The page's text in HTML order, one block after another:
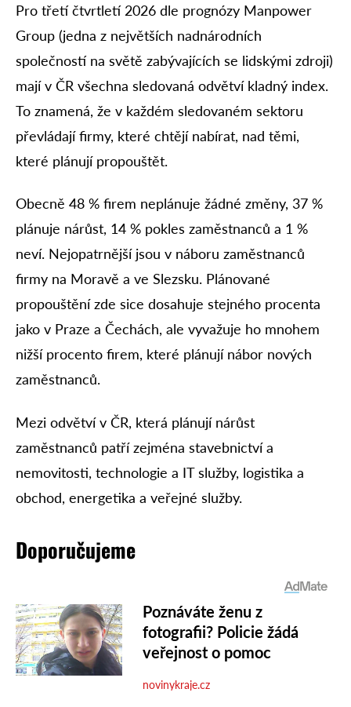
Pro třetí čtvrtletí 2026 dle prognózy Manpower
Group (jedna z největších nadnárodních
společností na světě zabývajících se lidskými zdroji)
mají v ČR všechna sledovaná odvětví kladný index.
To znamená, že v každém sledovaném sektoru
převládají firmy, které chtějí nabírat, nad těmi,
které plánují propouštět.
Obecně 48 % firem neplánuje žádné změny, 37 %
plánuje nárůst, 14 % pokles zaměstnanců a 1 %
neví. Nejopatrnější jsou v náboru zaměstnanců
firmy na Moravě a ve Slezsku. Plánované
propouštění zde sice dosahuje stejného procenta
jako v Praze a Čechách, ale vyvažuje ho mnohem
nižší procento firem, které plánují nábor nových
zaměstnanců.
Mezi odvětví v ČR, která plánují nárůst
zaměstnanců patří zejména stavebnictví a
nemovitosti, technologie a IT služby, logistika a
obchod, energetika a veřejné služby.
Doporučujeme